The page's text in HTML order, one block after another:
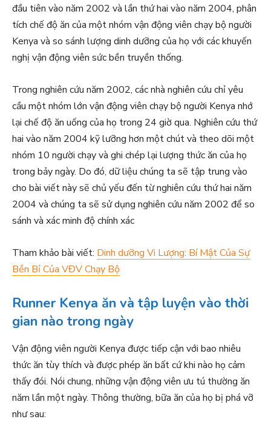
đầu tiên vào năm 2002 và lần thứ hai vào năm 2004, phân
tích chế độ ăn của một nhóm vận động viên chạy bộ người
Kenya và so sánh lượng dinh dưỡng của họ với các khuyến
nghị vận động viên sức bền truyền thống.
Trong nghiên cứu năm 2002, các nhà nghiên cứu chỉ yêu
cầu một nhóm lớn vận động viên chạy bộ người Kenya nhớ
lại chế độ ăn uống của họ trong 24 giờ qua. Nghiên cứu thứ
hai vào năm 2004 kỹ lưỡng hơn một chút và theo dõi một
nhóm 10 người chạy và ghi chép lại lượng thức ăn của họ
trong bảy ngày. Do đó, dữ liệu chúng ta sẽ tập trung vào
cho bài viết này sẽ chủ yếu đến từ nghiên cứu thứ hai năm
2004 và chúng ta sẽ sử dụng nghiên cứu năm 2002 để so
sánh và xác minh độ chính xác
Tham khảo bài viết: Dinh dưỡng Vi Lượng: Bí Mật Của Sự
Bền Bỉ Của VĐV Chạy Bộ
Runner Kenya ăn và tập luyện vào thời
gian nào trong ngày
Vận động viên người Kenya được tiếp cận với bao nhiêu
thức ăn tùy thích và được phép ăn bất cứ khi nào họ cảm
thấy đói. Nói chung, những vận động viên ưu tú thường ăn
năm lần một ngày. Thông thường, bữa ăn của họ bị phá vỡ
như sau: